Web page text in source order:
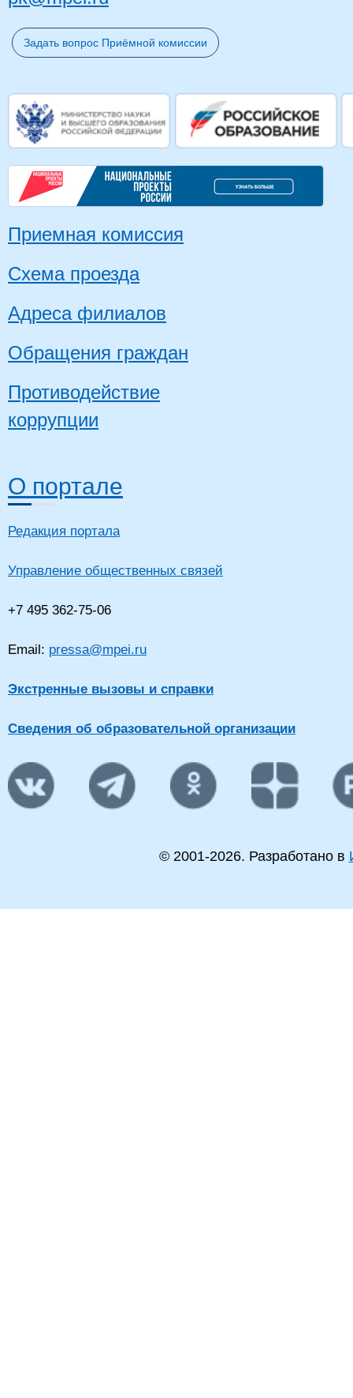
Задать вопрос Приёмной комиссии
Приемная комиссия
Схема проезда
Адреса филиалов
Обращения граждан
Противодействие
коррупции
О портале
Редакция портала
Управление общественных связей
+7 495 362-75-06
Email: pressa@mpei.ru
Экстренные вызовы и справки
Сведения об образовательной организации
© 2001-2026. Разработано в